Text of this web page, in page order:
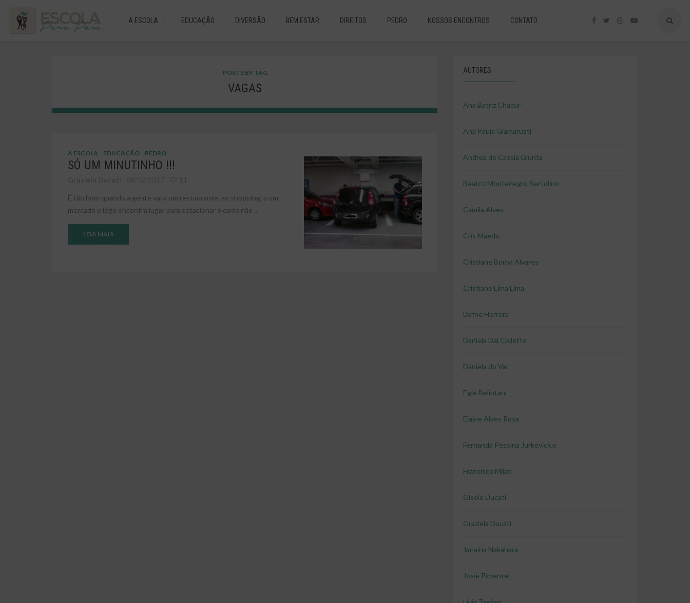
A ESCOLA EDUCAÇÃO DIVERSÃO BEM ESTAR DIREITOS PEDRO NOSSOS ENCONTROS CONTATO
POSTS BY TAG
VAGAS
A ESCOLA EDUCAÇÃO PEDRO
SÓ UM MINUTINHO !!!
É tão bom quando a gente vai a um restaurante, ao shopping, a um
mercado e logo encontra lugar para estacionar o carro não ...
LEIA MAIS
AUTORES
Ana Batriz Chacur
Ana Paula Giamarusti
Andrea de Cassia Giunta
Beatriz Montenegro Bertolino
Camila Alves
Cris Maeda
Cristiane Borba Alvares
Cristiane Lima Lima
Dafne Herrera
Daniela Dal Colletto
Daniela do Val
Egle Belintani
Elaine Alves Rosa
Fernanda Pessina Jurkevicius
Francisco Milan
Gisele Ducati
Graziela Ducati
Janaina Nakahara
Josie Pimentel